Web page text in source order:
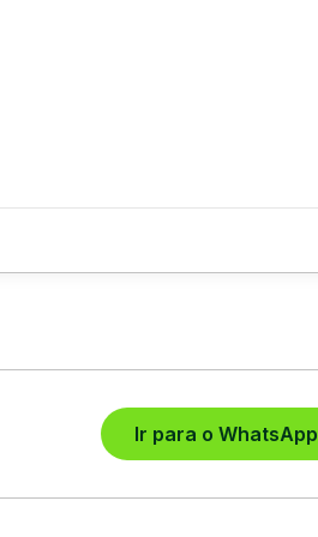
Ir para o WhatsApp